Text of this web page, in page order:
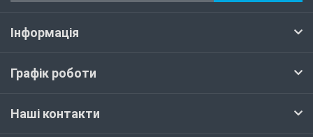
Інформація
Графік роботи
Наші контакти